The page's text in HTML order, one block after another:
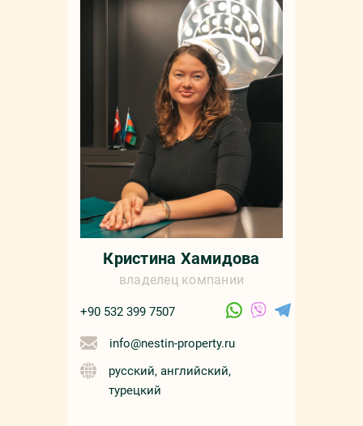
Кристина Хамидова
владелец компании
+90 532 399 7507
info@nestin-property.ru
русский, английский,
турецкий